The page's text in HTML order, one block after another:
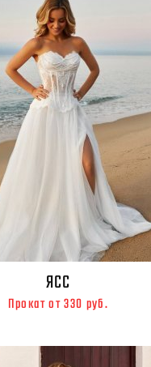
ЯСС
Прокат от 330 руб.